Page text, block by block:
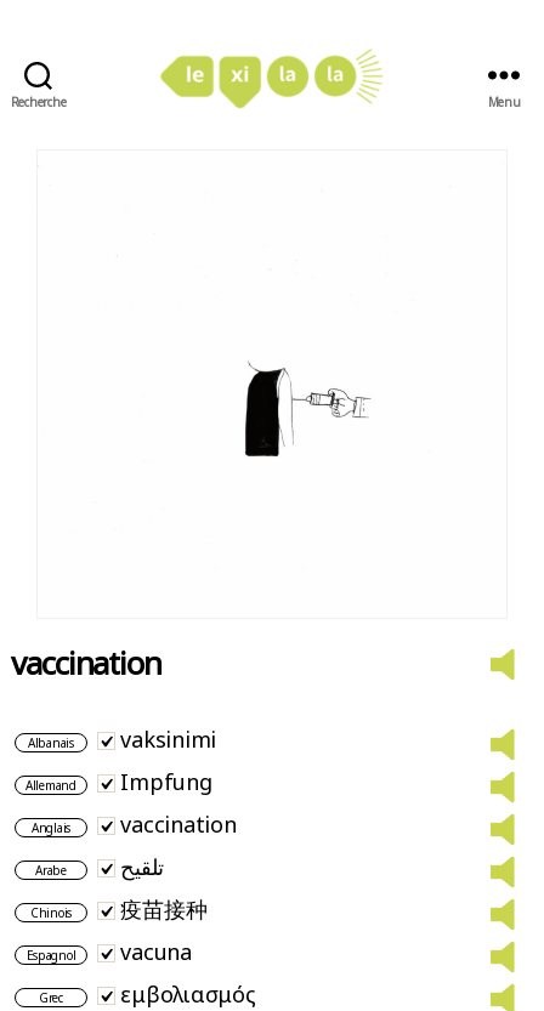
Recherche Menu
vaccination
Albanais vaksinimi
Allemand Impfung
Anglais vaccination
Arabe تلقيح
Chinois 疫苗接种
Espagnol vacuna
Grec εμβολιασμός